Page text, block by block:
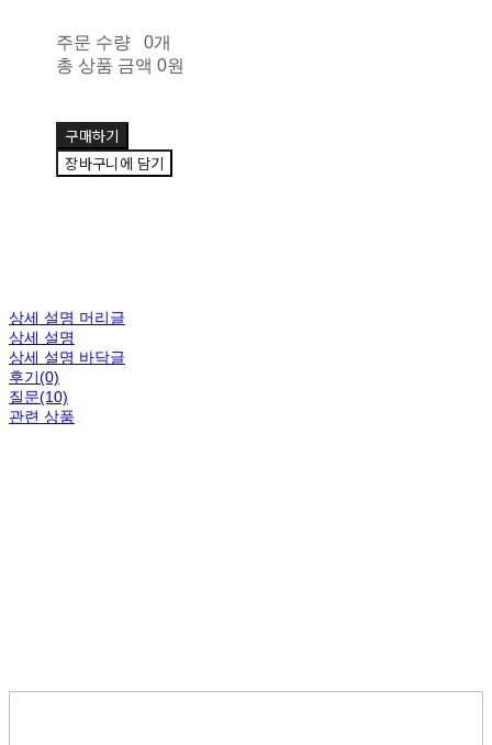
주문 수량
0개
총 상품 금액 0원
구매하기
장바구니에 담기
상세 설명 머리글
상세 설명
상세 설명 바닥글
후기(0)
질문(10)
관련 상품